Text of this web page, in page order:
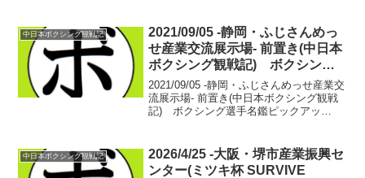
デビュー戦柳川 竜也 1...
中日本ボクシング観戦記
2021/09/05 -静岡・ふじさんめっ
せ産業交流展示場- 前置き(中日本
ボクシング観戦記) ボクシング
選手名鑑ピックアップ！
2021/09/05 -静岡・ふじさんめっせ産業交
流展示場- 前置き(中日本ボクシング観戦
記) ボクシング選手名鑑ピックアッ
き、帰り道でプロポーズした。その日の
うちに...
中日本ボクシング観戦記
2026/4/25 -大阪・堺市産業振興セ
ンター(ミツキ杯 SURVIVE